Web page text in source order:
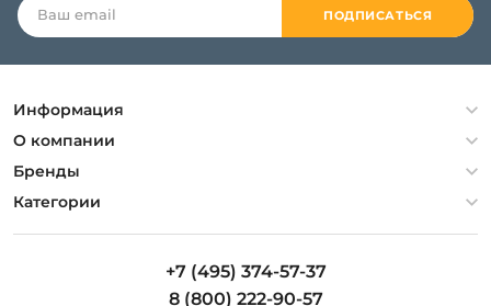
ПОДПИСАТЬСЯ
Информация
Политика конфиденциальности
Гарантия
Оплата и доставка
О компании
О компании
Контакты
Бренды
Artelamp
Категории
Люстры
+7 (495) 374-57-37
8 (800) 222-90-57